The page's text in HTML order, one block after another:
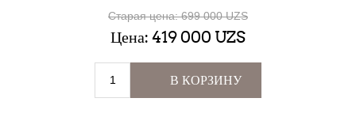
Старая цена: 699 000 UZS
Цена: 419 000 UZS
В КОРЗИНУ